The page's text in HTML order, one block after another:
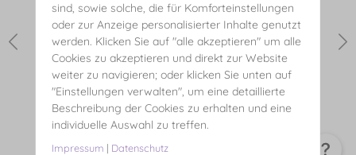
sind, sowie solche, die für Komforteinstellungen
oder zur Anzeige personalisierter Inhalte genutzt
werden. Klicken Sie auf "alle akzeptieren" um alle
Cookies zu akzeptieren und direkt zur Website
weiter zu navigieren; oder klicken Sie unten auf
"Einstellungen verwalten", um eine detaillierte
Beschreibung der Cookies zu erhalten und eine
individuelle Auswahl zu treffen.
Impressum | Datenschutz